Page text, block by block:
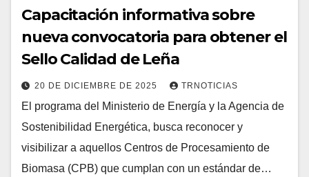
Capacitación informativa sobre
nueva convocatoria para obtener el
Sello Calidad de Leña
20 DE DICIEMBRE DE 2025 TRNOTICIAS
El programa del Ministerio de Energía y la Agencia de
Sostenibilidad Energética, busca reconocer y
visibilizar a aquellos Centros de Procesamiento de
Biomasa (CPB) que cumplan con un estándar de…